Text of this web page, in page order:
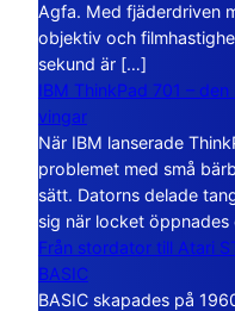
Agfa. Med fjäderdriven
objektiv och
sekund är […]
IBM ThinkPad 701 –
vingar
När IBM lanserade
problemet med små
sätt. Datorns delade
sig när locket
Från stordator till Atari
BASIC
BASIC skapades på